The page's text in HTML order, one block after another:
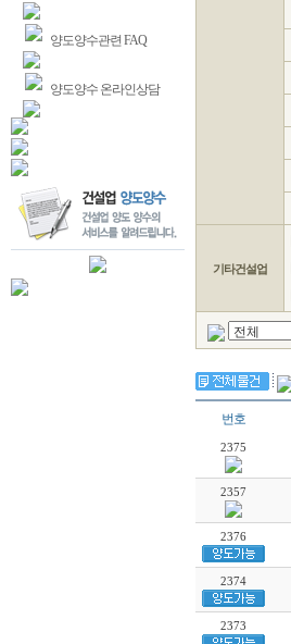
양도양수관련 FAQ
양도양수 온라인상담
기타건설업
번호
2375
2357
2376
2374
2373